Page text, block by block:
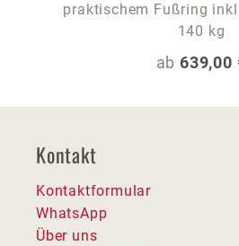
praktischem Fußring
140 kg
Regulärer
ab 639,00
Kontakt
Kontaktformular
WhatsApp
Über uns